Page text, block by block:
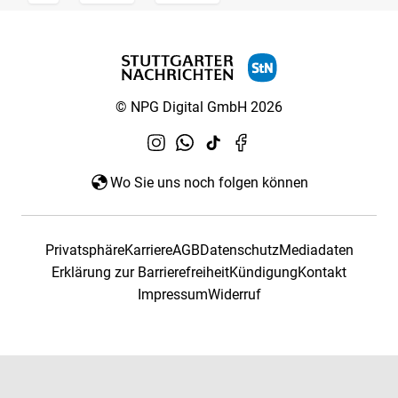
© NPG Digital GmbH 2026
Wo Sie uns noch folgen können
PrivatsphäreKarriereAGBDatenschutzMediadaten
Erklärung zur BarrierefreiheitKündigungKontakt
ImpressumWiderruf